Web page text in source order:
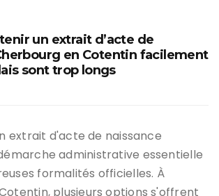
un extrait d’acte de
en Cotentin facilement
sont trop longs
extrait d'acte de naissance
administrative essentielle
formalités officielles. À
plusieurs options s'offrent